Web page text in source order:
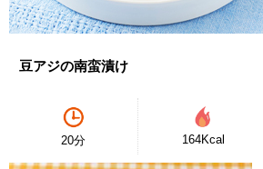
豆アジの南蛮漬け
20分 164Kcal